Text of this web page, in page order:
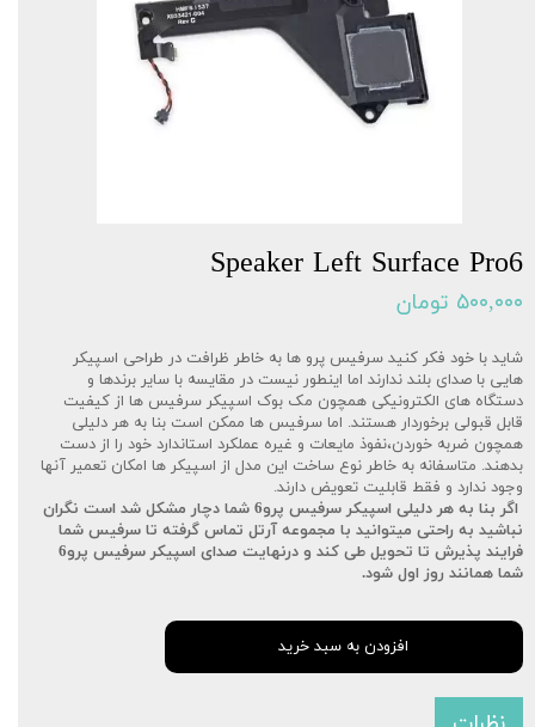
Speaker Left Surface Pro6
۵۰۰,۰۰۰ تومان
شاید با خود فکر کنید سرفیس پرو ها به خاطر ظرافت در طراحی اسپیکر
هایی با صدای بلند ندارند اما اینطور نیست در مقایسه با سایر برندها و
دستگاه های الکترونیکی همچون مک بوک اسپیکر سرفیس ها از کیفیت
قابل قبولی برخوردار هستند. اما سرفیس ها ممکن است بنا به هر دلیلی
همچون ضربه خوردن،نفوذ مایعات و غیره عملکرد استاندارد خود را از دست
بدهند. متاسفانه به خاطر نوع ساخت این مدل از اسپیکر ها امکان تعمیر آنها
وجود ندارد و فقط قابلیت تعویض دارند.
اگر بنا به هر دلیلی اسپیکر سرفیس پرو6 شما دچار مشکل شد است نگران
نباشید به راحتی میتوانید با مجموعه آرتل تماس گرفته تا سرفیس شما
فرایند پذیرش تا تحویل طی کند و درنهایت صدای اسپیکر سرفیس پرو6
شما همانند روز اول شود.
افزودن به سبد خرید